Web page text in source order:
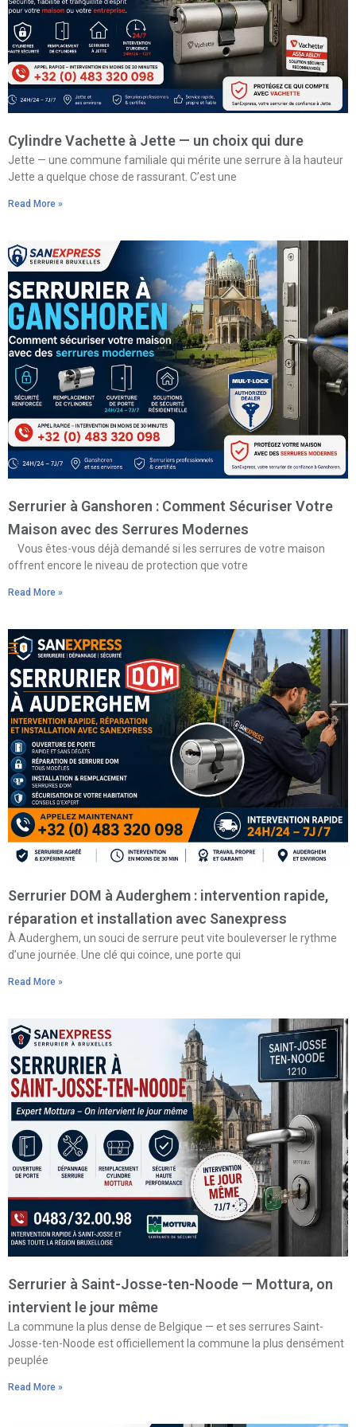
Cylindre Vachette à Jette — un choix qui dure
Jette — une commune familiale qui mérite une serrure à la hauteur
Jette a quelque chose de rassurant. C’est une
Read More »
Serrurier à Ganshoren : Comment Sécuriser Votre
Maison avec des Serrures Modernes
Vous êtes-vous déjà demandé si les serrures de votre maison
offrent encore le niveau de protection que votre
Read More »
Serrurier DOM à Auderghem : intervention rapide,
réparation et installation avec Sanexpress
À Auderghem, un souci de serrure peut vite bouleverser le rythme
d’une journée. Une clé qui coince, une porte qui
Read More »
Serrurier à Saint-Josse-ten-Noode — Mottura, on
intervient le jour même
La commune la plus dense de Belgique — et ses serrures Saint-
Josse-ten-Noode est officiellement la commune la plus densément
peuplée
Read More »